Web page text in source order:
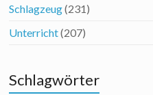
Schlagzeug(231)
Unterricht(207)
Schlagwörter